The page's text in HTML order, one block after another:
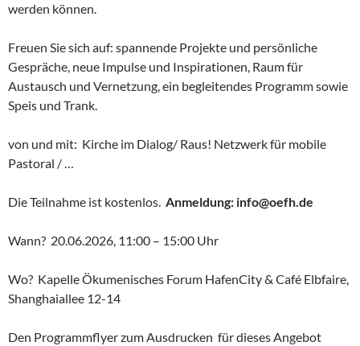
werden können.
Freuen Sie sich auf: spannende Projekte und persönliche
Gespräche, neue Impulse und Inspirationen, Raum für
Austausch und Vernetzung, ein begleitendes Programm sowie
Speis und Trank.
von und mit: Kirche im Dialog/ Raus! Netzwerk für mobile
Pastoral / …
Die Teilnahme ist kostenlos. Anmeldung: info@oefh.de
Wann? 20.06.2026, 11:00 – 15:00 Uhr
Wo? Kapelle Ökumenisches Forum HafenCity & Café Elbfaire,
Shanghaiallee 12-14
Den Programmflyer zum Ausdrucken für dieses Angebot